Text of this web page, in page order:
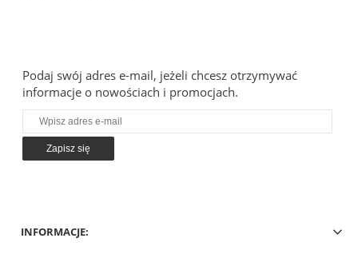
Podaj swój adres e-mail, jeżeli chcesz otrzymywać
informacje o nowościach i promocjach.
Zapisz się
INFORMACJE: